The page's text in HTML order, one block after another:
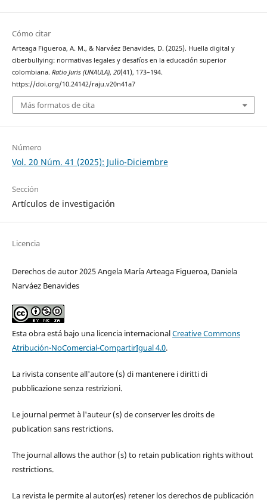
Cómo citar
Arteaga Figueroa, A. M., & Narváez Benavides, D. (2025). Huella digital y
ciberbullying: normativas legales y desafíos en la educación superior
colombiana. Ratio Juris (UNAULA), 20(41), 173–194.
https://doi.org/10.24142/raju.v20n41a7
Más formatos de cita
Número
Vol. 20 Núm. 41 (2025): Julio-Diciembre
Sección
Artículos de investigación
Licencia
Derechos de autor 2025 Angela María Arteaga Figueroa, Daniela
Narváez Benavides
Esta obra está bajo una licencia internacionalCreative Commons
Atribución-NoComercial-CompartirIgual 4.0.
La rivista consente all'autore (s) di mantenere i diritti di
pubblicazione senza restrizioni.
Le journal permet à l'auteur (s) de conserver les droits de
publication sans restrictions.
The journal allows the author (s) to retain publication rights without
restrictions.
La revista le permite al autor(es) retener los derechos de publicación